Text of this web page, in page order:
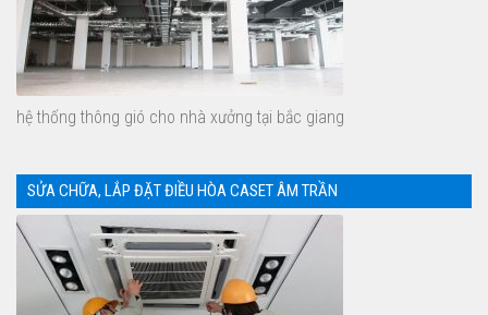
hệ thống thông gió cho nhà xưởng tại bắc giang
SỬA CHỮA, LẮP ĐẶT ĐIỀU HÒA CASET ÂM TRẦN